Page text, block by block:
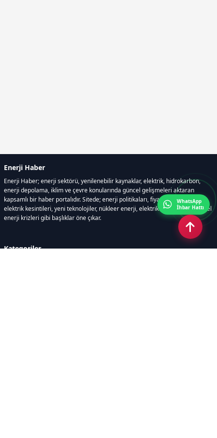
Enerji Haber
Enerji Haber; enerji sektörü, yenilenebilir kaynaklar, elektrik, hidrokarbon,
enerji depolama, iklim ve çevre konularında güncel gelişmeleri aktaran
kapsamlı bir haber portalıdır. Sitede; enerji politikaları, fiyat hareketleri,
elektrik kesintileri, yeni teknolojiler, nükleer enerji, elektrikli araçlar ve küresel
enerji krizleri gibi başlıklar öne çıkar.
Kategoriler
WhatsApp
İhbar Hattı